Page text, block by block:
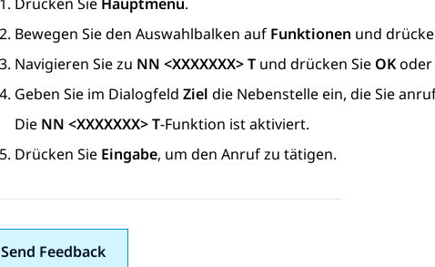
Bewegen Sie den Auswahlbalken auf Funktionen und
Navigieren Sie zu NN <XXXXXXX> T und drücken Sie OKoder
Geben Sie im Dialogfeld Ziel die Nebenstelle ein, die Sie
Die NN <XXXXXXX> T-Funktion ist aktiviert.
Drücken Sie Eingabe, um den Anruf zu tätigen.
Send Feedback